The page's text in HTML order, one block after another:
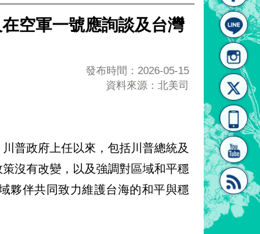
空軍一號應詢談及台灣
發布時間：2026-05-15
資料來源：北美司
普政府上任以來，包括川普總統及
沒有改變，以及強調對區域和平穩
夥伴共同致力維護台海的和平與穩